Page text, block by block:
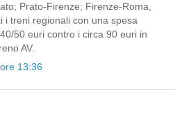
Prato-Firenze; Firenze-Roma,
i treni regionali con una spesa
50 euri contro i circa 90 euri in
AV.
13:36